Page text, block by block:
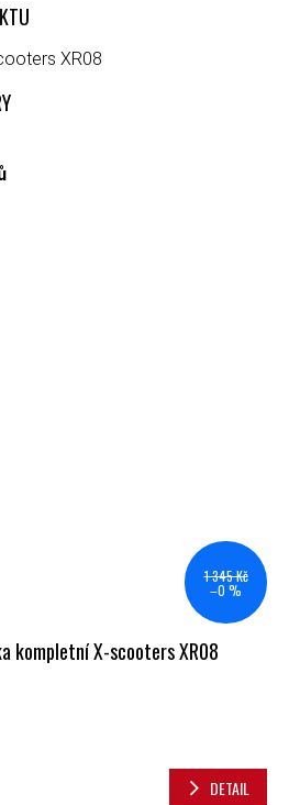
XR08
1 345 Kč
–0 %
kompletní X-scooters XR08
DETAIL